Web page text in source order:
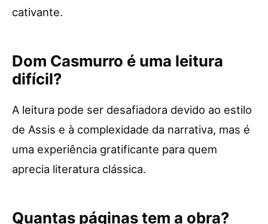
cativante.
Dom Casmurro é uma leitura
difícil?
A leitura pode ser desafiadora devido ao estilo
de Assis e à complexidade da narrativa, mas é
uma experiência gratificante para quem
aprecia literatura clássica.
Quantas páginas tem a obra?